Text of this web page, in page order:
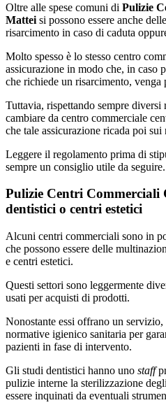
Oltre alle spese comuni di Pulizie
Mattei si possono essere anche
risarcimento in caso di caduta
Molto spesso è lo stesso centro
assicurazione in modo che, in caso
che richiede un risarcimento, venga
Tuttavia, rispettando sempre diversi
cambiare da centro commerciale
che tale assicurazione ricada poi
Leggere il regolamento prima di
sempre un consiglio utile da seguire.
Pulizie Centri Commerciali
dentistici o centri estetici
Alcuni centri commerciali sono in
che possono essere delle
e centri estetici.
Questi settori sono leggermente
usati per acquisti di prodotti.
Nonostante essi offrano un
normative igienico sanitaria per
pazienti in fase di intervento.
Gli studi dentistici hanno uno staff
pulizie interne la sterilizzazione
essere inquinati da eventuali